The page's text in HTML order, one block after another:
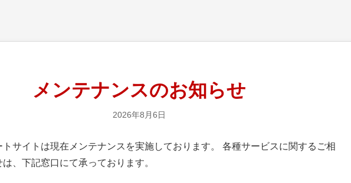
メンテナンスのお知らせ
2026年8月6日
サイトは現在メンテナンスを実施しております。 各種サービスに関するご相
、下記窓口にて承っております。